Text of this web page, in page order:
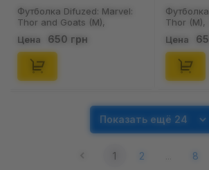
Футболка Difuzed: Marvel:
Thor and Goats (M),
(376302)
Цена 650 грн
Thor (M),
Цена
Показать ещё 24
1 2 8